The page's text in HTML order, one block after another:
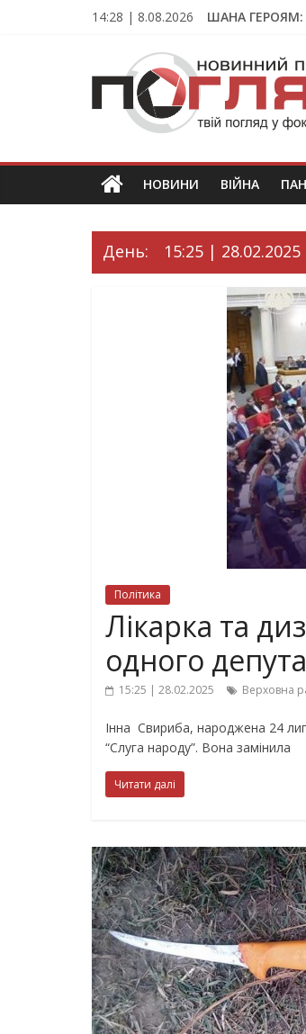
14:28 | 8.08.2026 ШАНА ГЕРОЯМ:
ПОГЛЯД
Новини
Тернополя.
новини
та
НОВИНИ ВІЙНА
День: 15:25 | 28.02.2025
Політика
Лікарка та
одного
15:25 | 28.02.2025 Верховна
Інна Свириба, народжена 24
“Слуга народу”. Вона замінила
Читати далі